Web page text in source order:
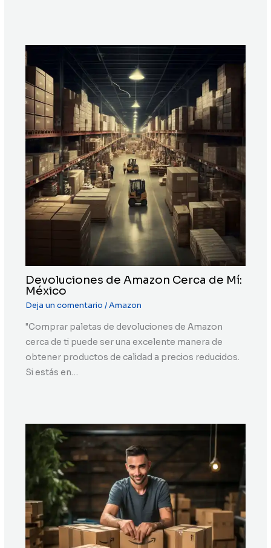
Devoluciones de Amazon Cerca de Mí:
México
Deja un comentario /Amazon
"Comprar paletas de devoluciones de Amazon
cerca de ti puede ser una excelente manera de
obtener productos de calidad a precios reducidos.
Si estás en…